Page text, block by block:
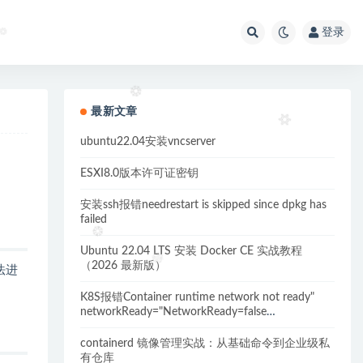
登录
进
最新文章
ubuntu22.04安装vncserver
ESXI8.0版本许可证密钥
安装ssh报错needrestart is skipped since dpkg has
failed
Ubuntu 22.04 LTS 安装 Docker CE 实战教程
（2026 最新版）
K8S报错Container runtime network not ready"
networkReady="NetworkReady=false
containerd 镜像管理实战：从基础命令到企业级私
有仓库